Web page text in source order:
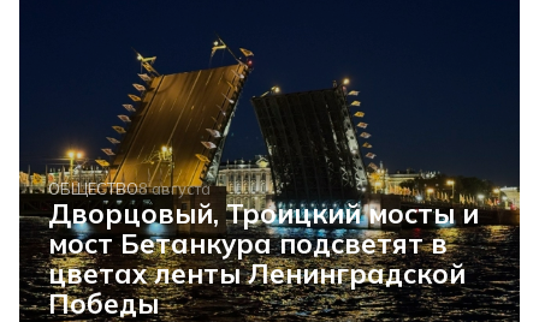
ОБЩЕСТВО8 августа
Дворцовый, Троицкий мосты и
мост Бетанкура подсветят в
цветах ленты Ленинградской
Победы